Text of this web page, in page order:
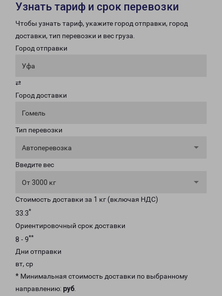
Узнать тариф и срок перевозки
Чтобы узнать тариф, укажите город отправки, город
доставки, тип перевозки и вес груза.
Город отправки
Уфа
⇄
Город доставки
Гомель
Тип перевозки
Автоперевозка
Введите вес
От 3000 кг
Стоимость доставки за 1 кг (включая НДС)
33.3*
Ориентировочный срок доставки
8 - 9**
Дни отправки
вт, ср
* Минимальная стоимость доставки по выбранному
направлению: руб.